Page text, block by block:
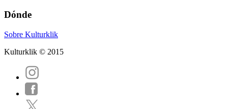
Dónde
Sobre Kulturklik
Kulturklik © 2015